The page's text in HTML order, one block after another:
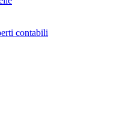
contabili